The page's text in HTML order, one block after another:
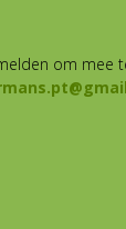
om mee